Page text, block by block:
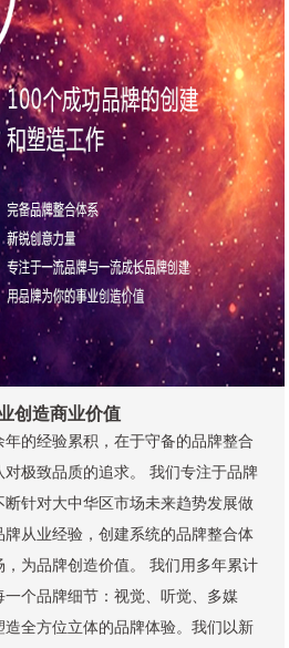
创造商业价值
的经验累积，在于守备的品牌整合
极致品质的追求。 我们专注于品牌
针对大中华区市场未来趋势发展做
从业经验，创建系统的品牌整合体
为品牌创造价值。 我们用多年累计
个品牌细节：视觉、听觉、多媒
全方位立体的品牌体验。我们以新